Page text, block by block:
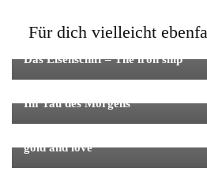
Für dich vielleicht
Gedichte & Gedanken
Das Eisenschiff – The iron ship
Im Tau des Morgens
gold and love